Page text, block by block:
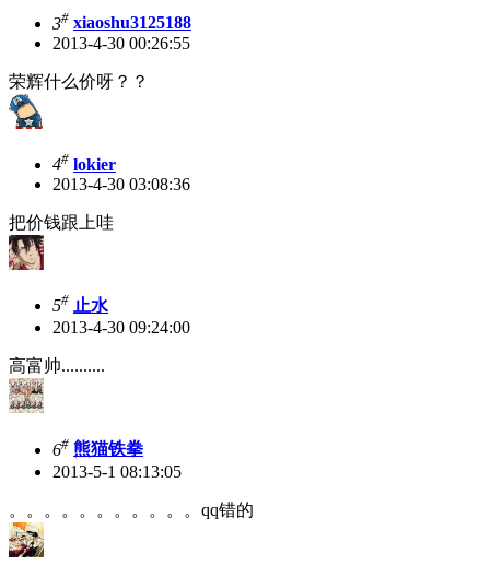
3# xiaoshu3125188
2013-4-30 00:26:55
荣辉什么价呀？？
4# lokier
2013-4-30 03:08:36
把价钱跟上哇
5# 止水
2013-4-30 09:24:00
高富帅..........
6# 熊猫铁拳
2013-5-1 08:13:05
。。。。。。。。。。。qq错的